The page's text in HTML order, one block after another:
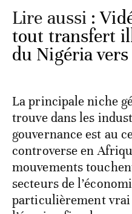
Lire aussi :
tout transfert
du Nigéria
La principale niche
trouve dans les
gouvernance est au
controverse en
mouvements
secteurs de
particulièrement vrai